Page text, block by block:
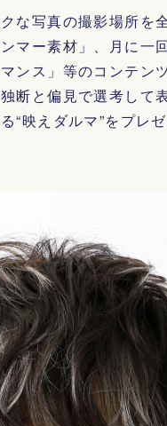
な写真の撮影場所を
マー素材」、月に一
ンス」等のコンテン
断と偏見で選考して
映えダルマ”をプレゼ